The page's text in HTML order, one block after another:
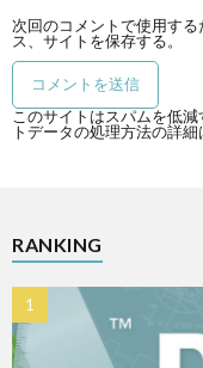
次回のコメントで使用す
ス、サイトを保存する。
このサイトはスパムを低
トデータの処理方法の詳
RANKING